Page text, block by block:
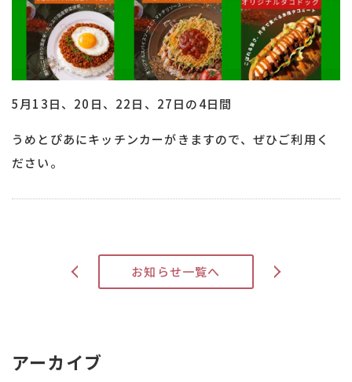
5月13日、20日、22日、27日の4日間
うめとぴあにキッチンカーがきますので、ぜひご利用く
ださい。
< お知らせ一覧へ >
アーカイブ